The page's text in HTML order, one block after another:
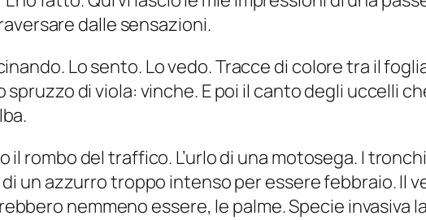
dalle sensazioni.
Lo sento. Lo vedo. Tracce di colore tra il
spruzzo di viola: vinche. E poi il canto degli uccelli
rombo del traffico. L’urlo di una motosega. I
un azzurro troppo intenso per essere febbraio. Il
nemmeno essere, le palme. Specie invasiva